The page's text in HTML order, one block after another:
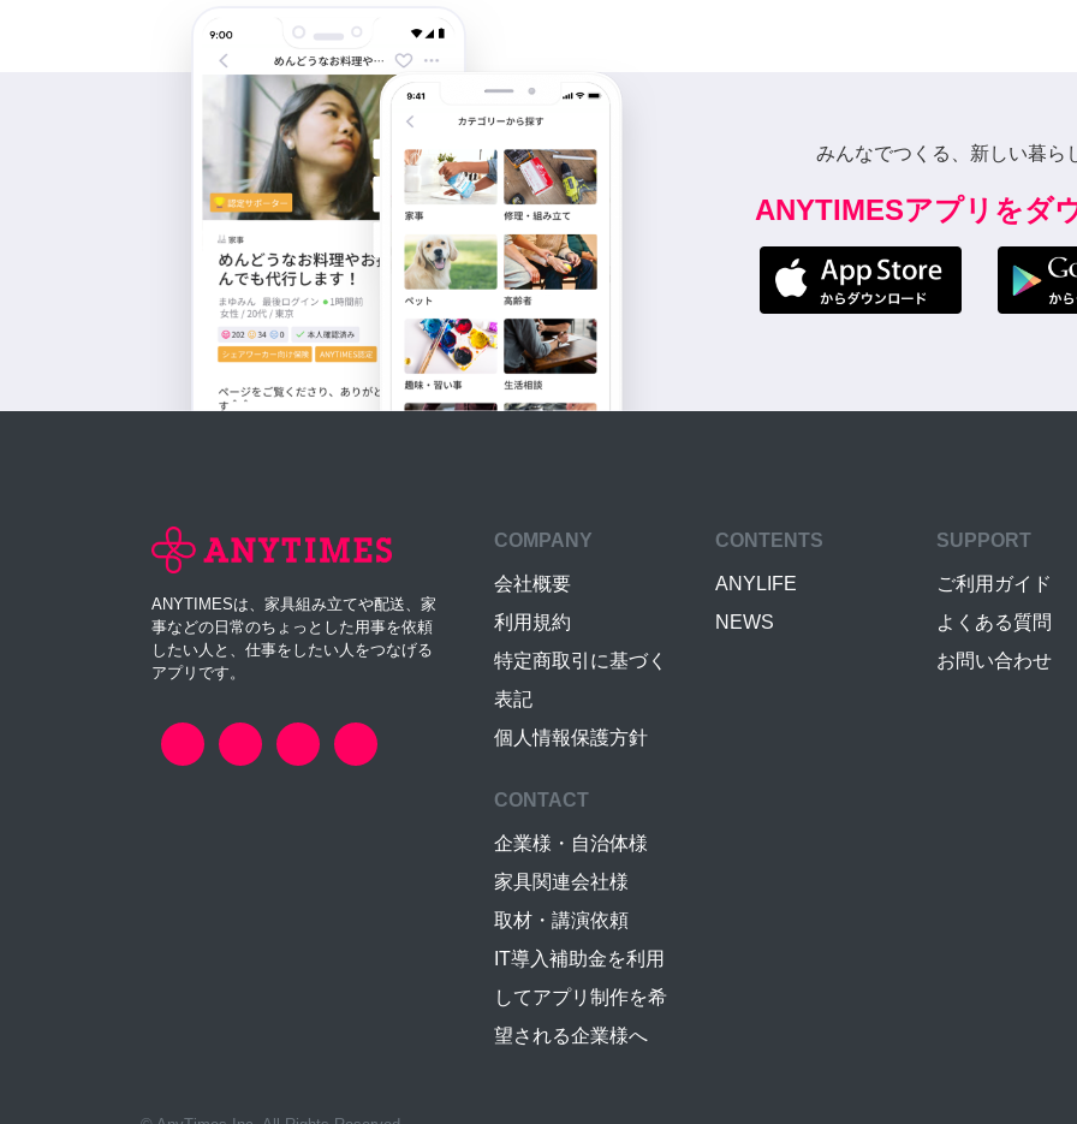
みんなでつくる、新しい暮ら
ANYTIMESアプリをダ
ANYTIMESは、家具組み立てや配送、家
事などの日常のちょっとした用事を依頼
したい人と、仕事をしたい人をつなげる
アプリです。
COMPANY
会社概要
利用規約
特定商取引に基づく
表記
個人情報保護方針
CONTENTS
ANYLIFE
NEWS
SUPPORT
ご利用ガイド
よくある質問
お問い合わせ
CONTACT
企業様・自治体様
家具関連会社様
取材・講演依頼
IT導入補助金を利用
してアプリ制作を希
望される企業様へ